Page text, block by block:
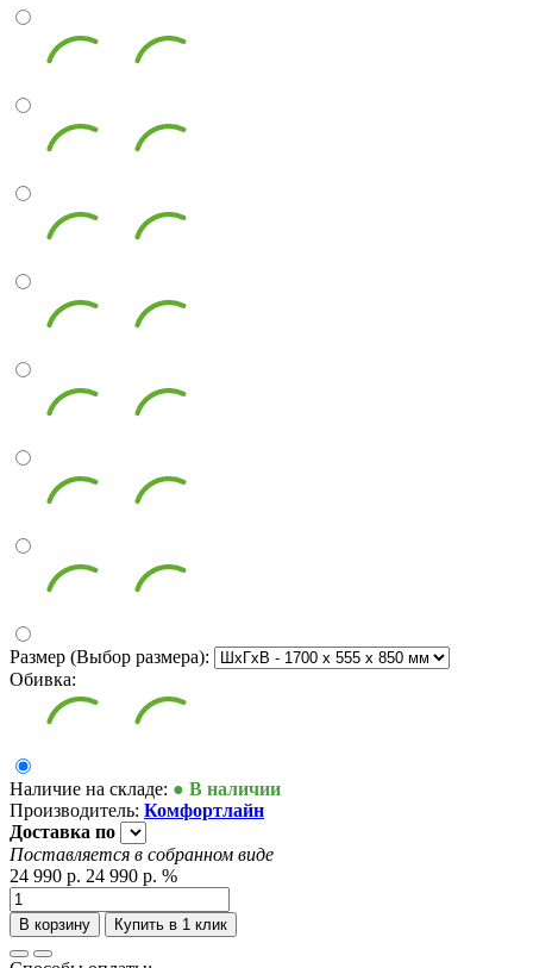
Размер (Выбор размера):
Обивка:
Наличие на складе: ● В наличии
Производитель: Комфортлайн
Доставка по
Поставляется в собранном виде
24 990 р. 24 990 р. %
В корзину Купить в 1 клик